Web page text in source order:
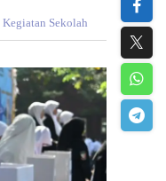
Kegiatan Sekolah